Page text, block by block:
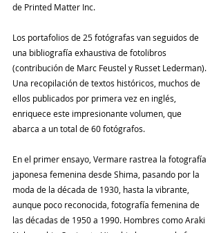
de Printed Matter Inc.
Los portafolios de 25 fotógrafas van seguidos de
una bibliografía exhaustiva de fotolibros
(contribución de Marc Feustel y Russet Lederman).
Una recopilación de textos históricos, muchos de
ellos publicados por primera vez en inglés,
enriquece este impresionante volumen, que
abarca a un total de 60 fotógrafos.
En el primer ensayo, Vermare rastrea la fotografía
japonesa femenina desde Shima, pasando por la
moda de la década de 1930, hasta la vibrante,
aunque poco reconocida, fotografía femenina de
las décadas de 1950 a 1990. Hombres como Araki